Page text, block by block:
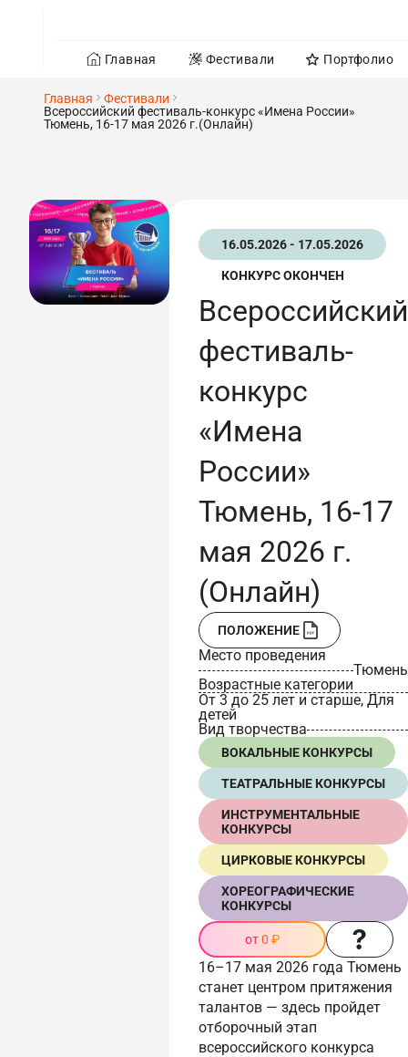
Главная Фестивали Портфолио
Главная
Фестивали
Всероссийский фестиваль-конкурс «Имена России»
Тюмень, 16-17 мая 2026 г.(Онлайн)
16.05.2026 - 17.05.2026
КОНКУРС ОКОНЧЕН
Всероссийский
фестиваль-
конкурс
«Имена
России»
Тюмень, 16-17
мая 2026 г.
(Онлайн)
ПОЛОЖЕНИЕ
Место проведения
Тюмень
Возрастные категории
От 3 до 25 лет и старше, Для
детей
Вид творчества
ВОКАЛЬНЫЕ КОНКУРСЫ
ТЕАТРАЛЬНЫЕ КОНКУРСЫ
ИНСТРУМЕНТАЛЬНЫЕ
КОНКУРСЫ
ЦИРКОВЫЕ КОНКУРСЫ
ХОРЕОГРАФИЧЕСКИЕ
КОНКУРСЫ
от 0 ₽
16–17 мая 2026 года Тюмень
станет центром притяжения
талантов — здесь пройдет
отборочный этап
всероссийского конкурса